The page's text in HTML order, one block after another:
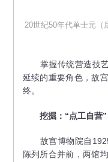
20世纪50年代单士元（
掌握传统营造技艺
延续的重要角色，故
终。
挖掘：“点工自营
故宫博物院自1925
陈列所合并前，两馆